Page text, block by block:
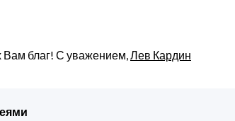
Вам благ! С уважением,Лев Кардин